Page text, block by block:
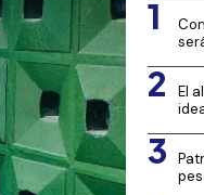
1
2
El
3